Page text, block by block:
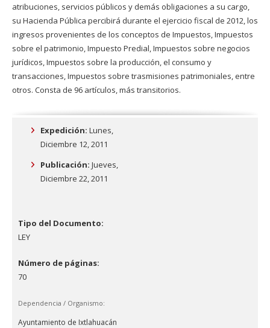
atribuciones, servicios públicos y demás obligaciones a su cargo,
su Hacienda Pública percibirá durante el ejercicio fiscal de 2012, los
ingresos provenientes de los conceptos de Impuestos, Impuestos
sobre el patrimonio, Impuesto Predial, Impuestos sobre negocios
jurídicos, Impuestos sobre la producción, el consumo y
transacciones, Impuestos sobre trasmisiones patrimoniales, entre
otros. Consta de 96 artículos, más transitorios.
Expedición: Lunes,
Diciembre 12, 2011
Publicación: Jueves,
Diciembre 22, 2011
Tipo del Documento:
LEY
Número de páginas:
70
Dependencia / Organismo:
Ayuntamiento de Ixtlahuacán